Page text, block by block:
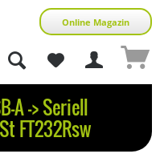
Online Magazin
A -> Seriell
FT232Rsw